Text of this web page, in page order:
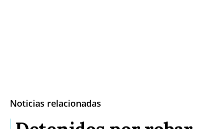
Noticias relacionadas